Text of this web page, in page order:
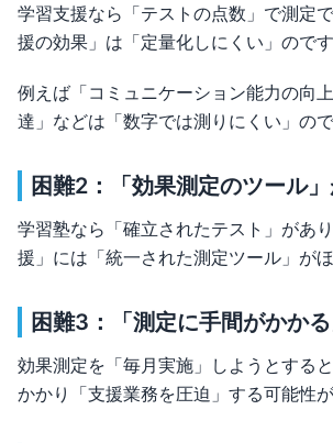
学習支援なら「テストの点数」で測定
援の効果」は「定量化しにくい」のです
例えば「コミュニケーション能力の向
達」などは「数字では測りにくい」ので
困難2：「効果測定のツール
学習塾なら「確立されたテスト」があ
援」には「統一された測定ツール」がほ
困難3：「測定に手間がかかる
効果測定を「毎月実施」しようとする
かかり「支援業務を圧迫」する可能性が